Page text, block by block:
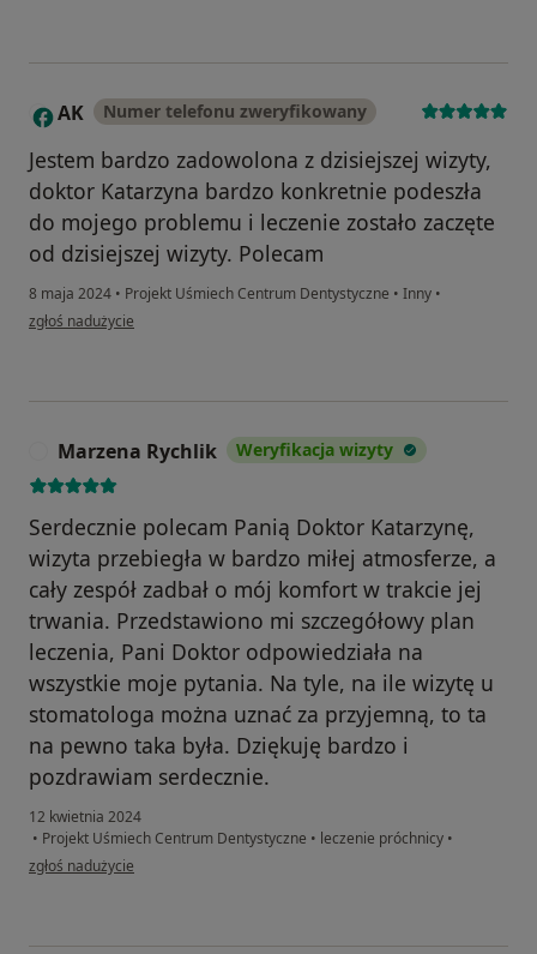
A AK Numer telefonu zweryfikowany
Jestem bardzo zadowolona z dzisiejszej wizyty,
doktor Katarzyna bardzo konkretnie podeszła
do mojego problemu i leczenie zostało zaczęte
od dzisiejszej wizyty. Polecam
8 maja 2024 • Projekt Uśmiech Centrum Dentystyczne • Inny •
w opinii użytkownika AK
zgłoś nadużycie
Marzena Rychlik Weryfikacja wizyty
Serdecznie polecam Panią Doktor Katarzynę,
wizyta przebiegła w bardzo miłej atmosferze, a
cały zespół zadbał o mój komfort w trakcie jej
trwania. Przedstawiono mi szczegółowy plan
leczenia, Pani Doktor odpowiedziała na
wszystkie moje pytania. Na tyle, na ile wizytę u
stomatologa można uznać za przyjemną, to ta
na pewno taka była. Dziękuję bardzo i
pozdrawiam serdecznie.
12 kwietnia 2024
• Projekt Uśmiech Centrum Dentystyczne • leczenie próchnicy •
w opinii użytkownika Marzena Rychlik
zgłoś nadużycie